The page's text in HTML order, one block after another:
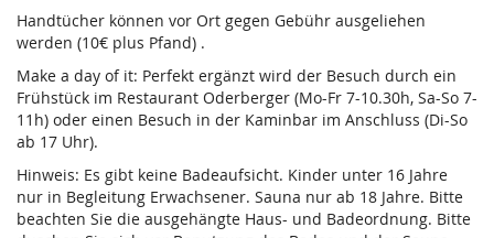
Handtücher können vor Ort gegen Gebühr ausgeliehen
werden (10€ plus Pfand) .
Make a day of it: Perfekt ergänzt wird der Besuch durch ein
Frühstück im Restaurant Oderberger (Mo-Fr 7-10.30h, Sa-So 7-
11h) oder einen Besuch in der Kaminbar im Anschluss (Di-So
ab 17 Uhr).
Hinweis: Es gibt keine Badeaufsicht. Kinder unter 16 Jahre
nur in Begleitung Erwachsener. Sauna nur ab 18 Jahre. Bitte
beachten Sie die ausgehängte Haus- und Badeordnung. Bitte